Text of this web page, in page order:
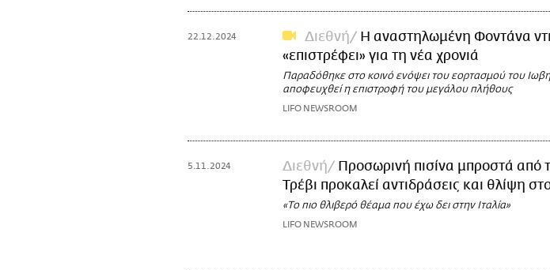
22.12.2024 Διεθνή
Η αναστηλωμένη Φοντάνα ντι
«επιστρέφει» για τη νέα χρονιά
Παραδόθηκε στο κοινό ενόψει του εορτασμού του
αποφευχθεί η επιστροφή του μεγάλου πλήθους
LIFO NEWSROOM
5.11.2024 Διεθνή
Προσωρινή πισίνα μπροστά από
Τρέβι προκαλεί αντιδράσεις και θλίψη
«Το πιο θλιβερό θέαμα που έχω δει στην Ιταλία»
LIFO NEWSROOM